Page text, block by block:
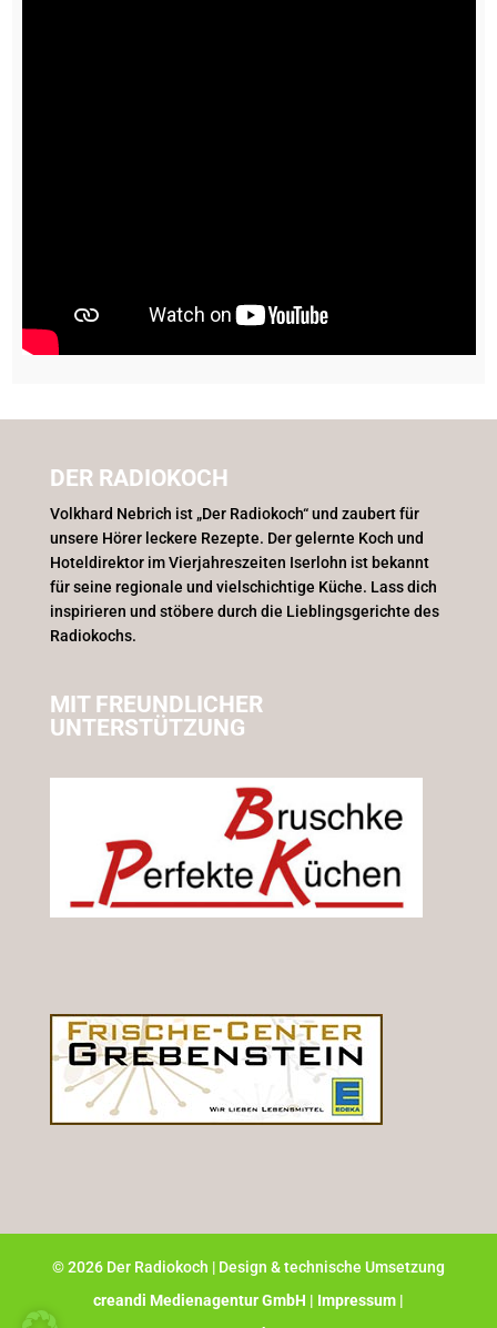
DER RADIOKOCH
Volkhard Nebrich ist „Der Radiokoch“ und zaubert für
unsere Hörer leckere Rezepte. Der gelernte Koch und
Hoteldirektor im Vierjahreszeiten Iserlohn ist bekannt
für seine regionale und vielschichtige Küche. Lass dich
inspirieren und stöbere durch die Lieblingsgerichte des
Radiokochs.
MIT FREUNDLICHER
UNTERSTÜTZUNG
©2026Der Radiokoch | Design & technische Umsetzung
creandi Medienagentur GmbH | Impressum |